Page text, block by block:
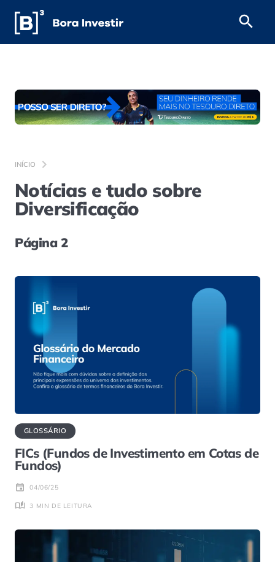
INÍCIO
Notícias e tudo sobre
Diversificação
Página 2
GLOSSÁRIO
FICs (Fundos de Investimento em Cotas de
Fundos)
04/06/25
3 MIN DE LEITURA